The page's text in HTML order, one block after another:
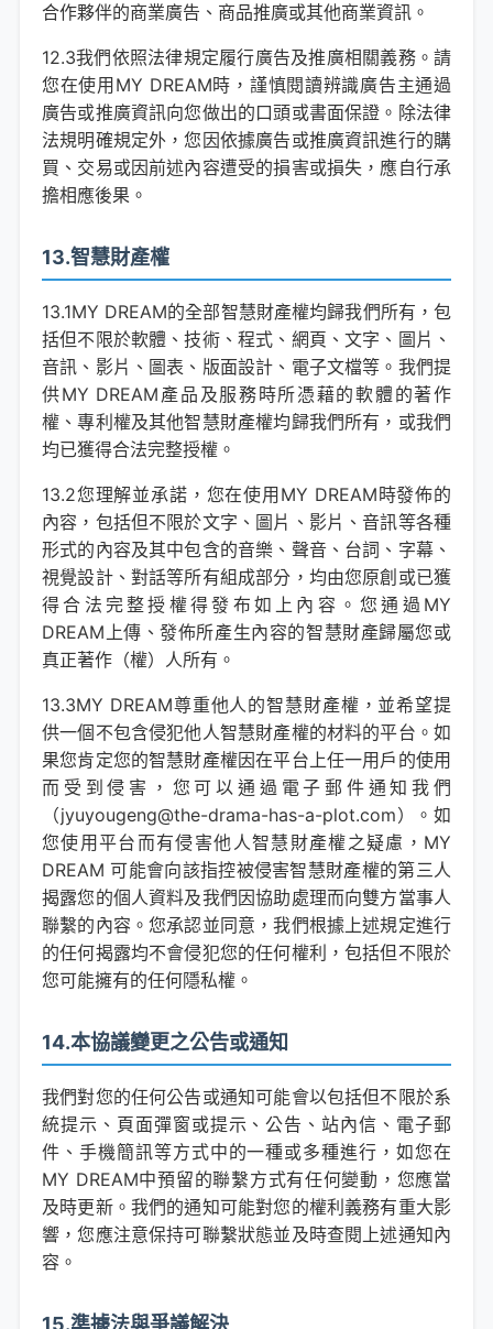
合作夥伴的商業廣告、商品推廣或其他商業資訊。
12.3我們依照法律規定履行廣告及推廣相關義務。請
您在使用MY DREAM時，謹慎閱讀辨識廣告主通過
廣告或推廣資訊向您做出的口頭或書面保證。除法律
法規明確規定外，您因依據廣告或推廣資訊進行的購
買、交易或因前述內容遭受的損害或損失，應自行承
擔相應後果。
13.智慧財產權
13.1MY DREAM的全部智慧財產權均歸我們所有，包
括但不限於軟體、技術、程式、網頁、文字、圖片、
音訊、影片、圖表、版面設計、電子文檔等。我們提
供MY DREAM產品及服務時所憑藉的軟體的著作
權、專利權及其他智慧財產權均歸我們所有，或我們
均已獲得合法完整授權。
13.2您理解並承諾，您在使用MY DREAM時發佈的
內容，包括但不限於文字、圖片、影片、音訊等各種
形式的內容及其中包含的音樂、聲音、台詞、字幕、
視覺設計、對話等所有組成部分，均由您原創或已獲
得合法完整授權得發布如上內容。您通過MY
DREAM上傳、發佈所產生內容的智慧財產歸屬您或
真正著作（權）人所有。
13.3MY DREAM尊重他人的智慧財產權，並希望提
供一個不包含侵犯他人智慧財產權的材料的平台。如
果您肯定您的智慧財產權因在平台上任一用戶的使用
而受到侵害，您可以通過電子郵件通知我們
（jyuyougeng@the-drama-has-a-plot.com）。如
您使用平台而有侵害他人智慧財產權之疑慮，MY
DREAM 可能會向該指控被侵害智慧財產權的第三人
揭露您的個人資料及我們因協助處理而向雙方當事人
聯繫的內容。您承認並同意，我們根據上述規定進行
的任何揭露均不會侵犯您的任何權利，包括但不限於
您可能擁有的任何隱私權。
14.本協議變更之公告或通知
我們對您的任何公告或通知可能會以包括但不限於系
統提示、頁面彈窗或提示、公告、站內信、電子郵
件、手機簡訊等方式中的一種或多種進行，如您在
MY DREAM中預留的聯繫方式有任何變動，您應當
及時更新。我們的通知可能對您的權利義務有重大影
響，您應注意保持可聯繫狀態並及時查閱上述通知內
容。
15.準據法與爭議解決